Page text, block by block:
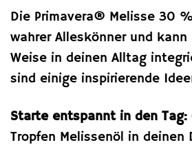
Die Primavera® Melisse 30
wahrer Alleskönner und
Weise in deinen Alltag
sind einige inspirierende
Starte entspannt in den Tag:
Tropfen Melissenöl in deinen